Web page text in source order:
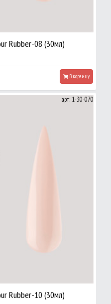
Rubber-08 (30мл)
В корзину
арт: 1-30-070
Rubber-10 (30мл)